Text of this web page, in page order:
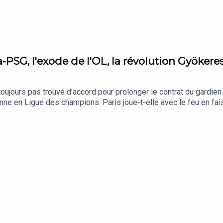
l'exode de l'OL, la révolution
pas trouvé d'accord pour prolonger le contrat du
en Ligue des champions. Paris joue-t-elle avec le feu en
importants partis, dont Rayan Cherki et Alexandre
pour les joueurs qui resteront. Entre projet flou et équipe en
l'habitude, retrouvez le quiz de Quentin Guichard en fin
der' de la saison !Bonne écoute !